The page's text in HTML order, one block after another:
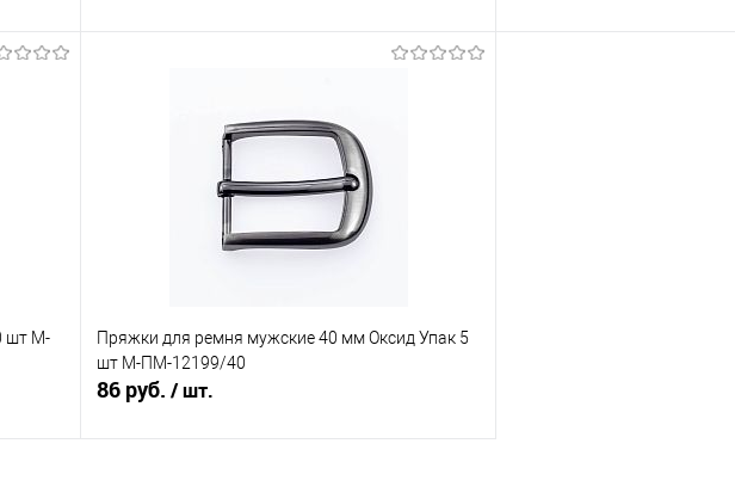
Под заказ
шт М-
Пряжки для ремня мужские 40 мм Оксид Упак 5
шт М-ПМ-12199/40
86 руб. / шт.